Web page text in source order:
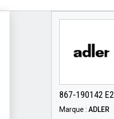
867-190142 E2
Marque : ADLER